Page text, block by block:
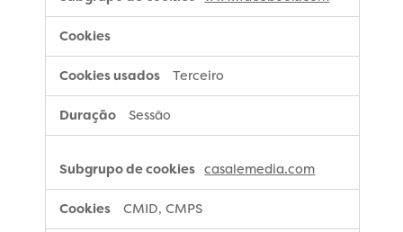
Terceiro
Sessão
casalemedia.com
CMID, CMPS